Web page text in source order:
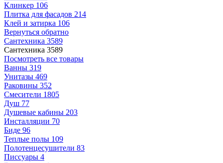
Клинкер 106
Плитка для фасадов 214
Клей и затирка 106
Вернуться обратно
Сантехника 3589
Сантехника 3589
Посмотреть все товары
Ванны 319
Унитазы 469
Раковины 352
Смесители 1805
Душ 77
Душевые кабины 203
Инсталляции 70
Биде 96
Теплые полы 109
Полотенцесушители 83
Писсуары 4